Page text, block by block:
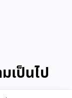
เป็นไป